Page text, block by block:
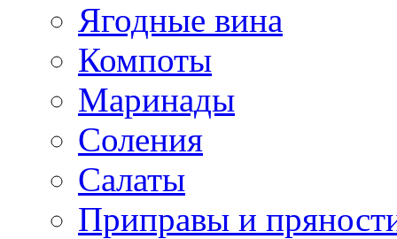
Ягодные вина
Компоты
Маринады
Соления
Салаты
Приправы и